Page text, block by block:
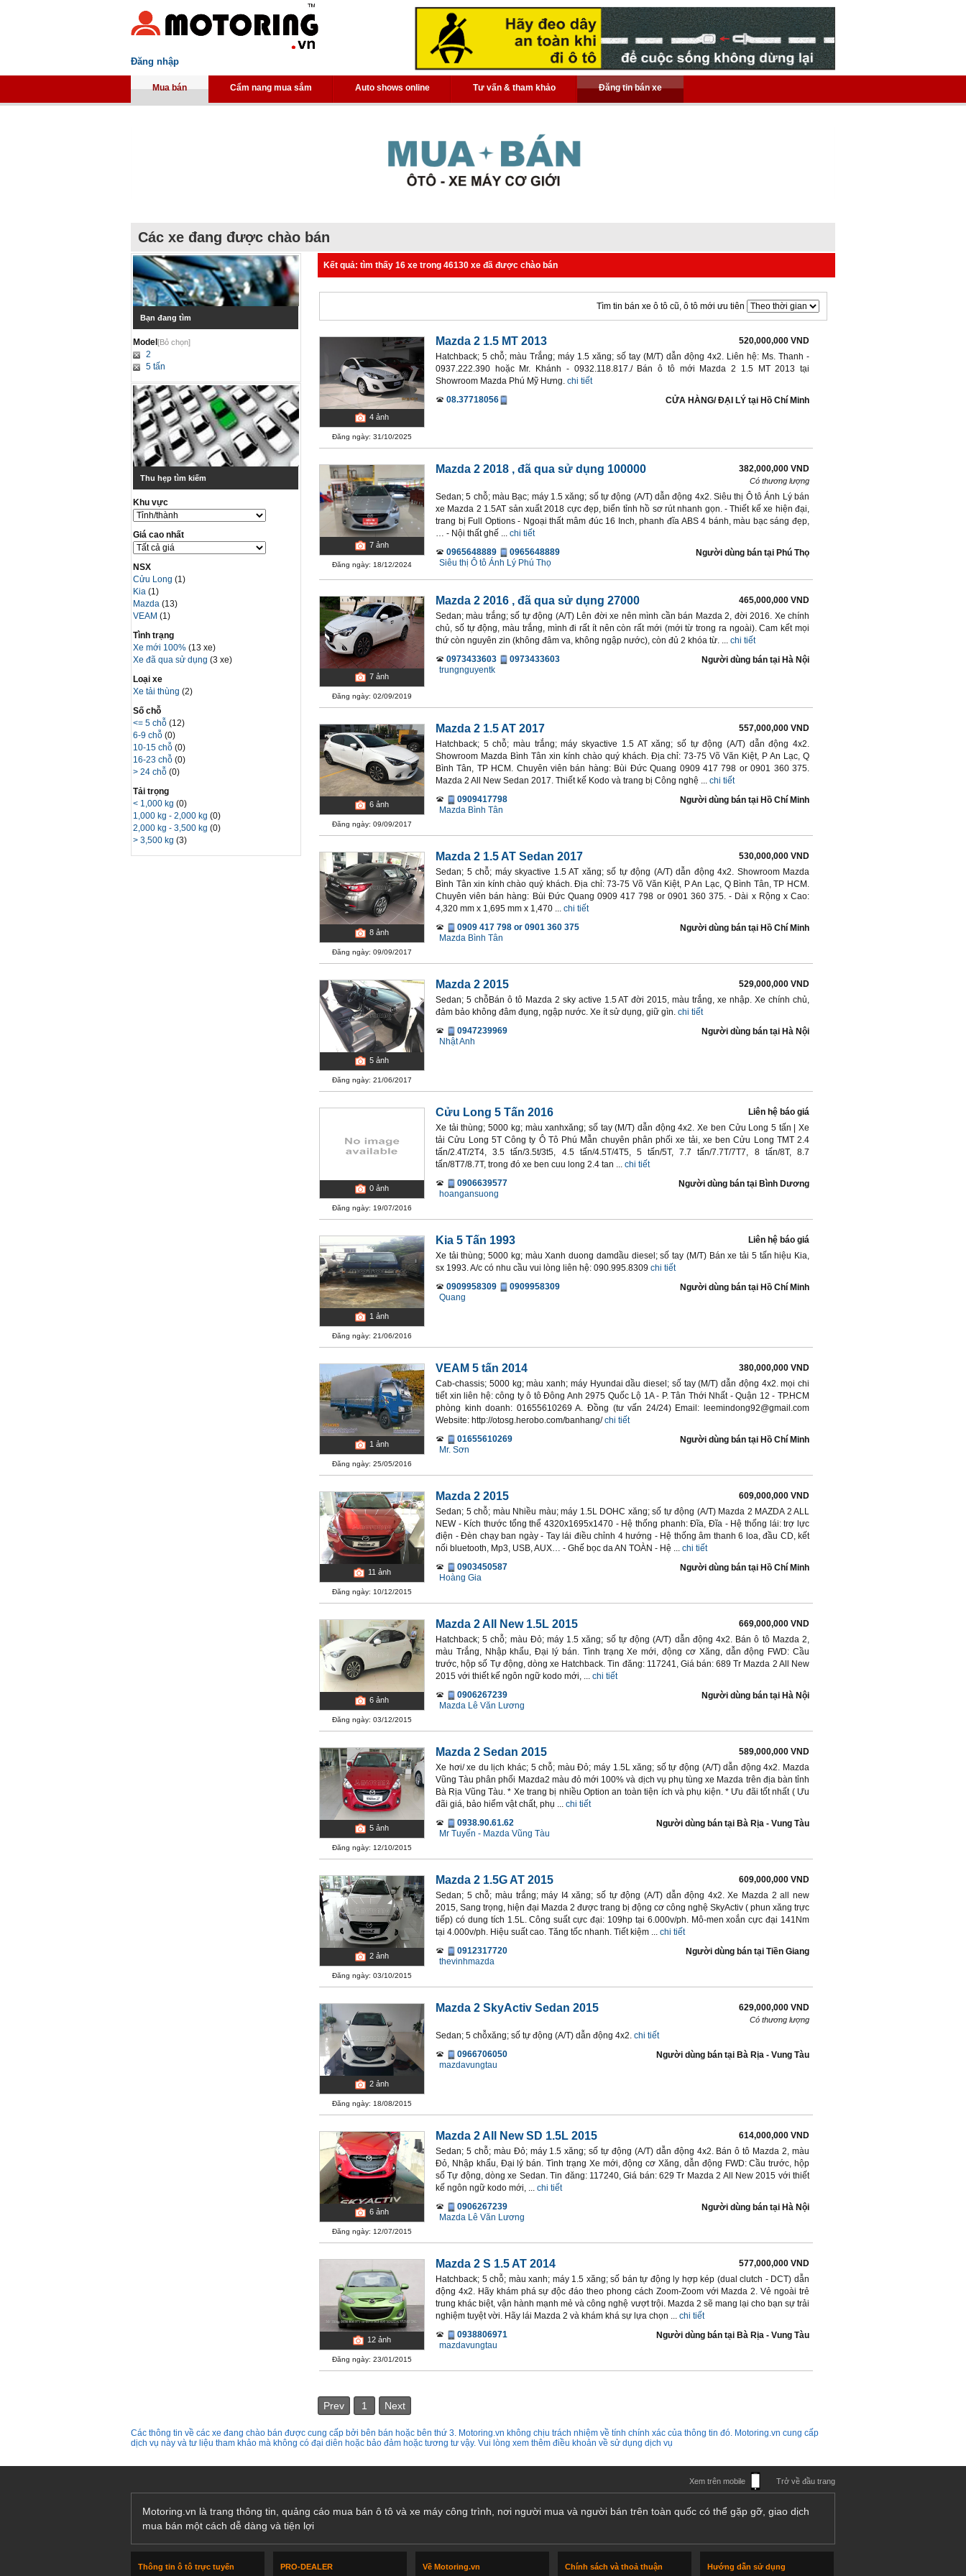
Đăng nhập
Mua bán Cẩm nang mua sắm Auto shows online Tư vấn & tham khảo Đăng tin bán xe
Các xe đang được chào bán
Bạn đang tìm
Model[Bỏ chọn]
2
5 tấn
Thu hẹp tìm kiếm
Khu vực
Giá cao nhất
NSX
Cửu Long(1)
Kia(1)
Mazda(13)
VEAM(1)
Tình trạng
Xe mới 100% (13 xe)
Xe đã qua sử dụng (3 xe)
Loại xe
Xe tải thùng(2)
Số chỗ
<= 5 chỗ(12)
6-9 chỗ(0)
10-15 chỗ(0)
16-23 chỗ(0)
> 24 chỗ(0)
Tải trọng
< 1,000 kg(0)
1,000 kg - 2,000 kg(0)
2,000 kg - 3,500 kg(0)
> 3,500 kg(3)
Kết quả: tìm thấy 16 xe trong 46130 xe đã được chào bán
Tìm tin bán xe ô tô cũ, ô tô mới ưu tiên
4 ảnh
Đăng ngày: 31/10/2025
Mazda 2 1.5 MT 2013
520,000,000 VND
Hatchback; 5 chỗ; màu Trắng; máy 1.5 xăng; số tay (M/T) dẫn động 4x2. Liên hệ: Ms. Thanh -
0937.222.390 hoặc Mr. Khánh - 0932.118.817./ Bán ô tô mới Mazda 2 1.5 MT 2013 tại
Showroom Mazda Phú Mỹ Hưng. chi tiết
08.37718056
CỬA HÀNG/ ĐẠI LÝ tại Hồ Chí Minh
7 ảnh
Đăng ngày: 18/12/2024
Mazda 2 2018 , đã qua sử dụng 100000 382,000,000 VND
Có thương lượng
Sedan; 5 chỗ; màu Bạc; máy 1.5 xăng; số tự động (A/T) dẫn động 4x2. Siêu thị Ô tô Ánh Lý bán
xe Mazda 2 1.5AT sản xuất 2018 cực đẹp, biển tỉnh hồ sơ rút nhanh gọn. - Thiết kế xe hiện đại,
trang bị Full Options - Ngoại thất mâm đúc 16 Inch, phanh đĩa ABS 4 bánh, màu bạc sáng đẹp,
… - Nội thất ghế ... chi tiết
0965648889
0965648889
Siêu thị Ô tô Ánh Lý Phú Thọ
Người dùng bán tại Phú Thọ
7 ảnh
Đăng ngày: 02/09/2019
Mazda 2 2016 , đã qua sử dụng 27000
465,000,000 VND
Sedan; màu trắng; số tự động (A/T) Lên đời xe nên mình cần bán Mazda 2, đời 2016. Xe chính
chủ, số tự động, màu trắng, mình đi rất ít nên còn rất mới (mới từ trong ra ngoài). Cam kết mọi
thứ còn nguyên zin (không đâm va, không ngập nước), còn đủ 2 khóa từ. ... chi tiết
0973433603
0973433603
trungnguyentk
Người dùng bán tại Hà Nội
6 ảnh
Đăng ngày: 09/09/2017
Mazda 2 1.5 AT 2017
557,000,000 VND
Hatchback; 5 chỗ; màu trắng; máy skyactive 1.5 AT xăng; số tự động (A/T) dẫn động 4x2.
Showroom Mazda Bình Tân xin kính chào quý khách. Địa chỉ: 73-75 Võ Văn Kiệt, P An Lạc, Q
Bình Tân, TP HCM. Chuyên viên bán hàng: Bùi Đức Quang 0909 417 798 or 0901 360 375.
Mazda 2 All New Sedan 2017. Thiết kế Kodo và trang bị Công nghệ ... chi tiết
0909417798
Mazda Bình Tân
Người dùng bán tại Hồ Chí Minh
8 ảnh
Đăng ngày: 09/09/2017
Mazda 2 1.5 AT Sedan 2017
530,000,000 VND
Sedan; 5 chỗ; máy skyactive 1.5 AT xăng; số tự động (A/T) dẫn động 4x2. Showroom Mazda
Bình Tân xin kính chào quý khách. Địa chỉ: 73-75 Võ Văn Kiệt, P An Lạc, Q Bình Tân, TP HCM.
Chuyên viên bán hàng: Bùi Đức Quang 0909 417 798 or 0901 360 375. - Dài x Rộng x Cao:
4,320 mm x 1,695 mm x 1,470 ... chi tiết
0909 417 798 or 0901 360 375
Mazda Bình Tân
Người dùng bán tại Hồ Chí Minh
5 ảnh
Đăng ngày: 21/06/2017
Mazda 2 2015
529,000,000 VND
Sedan; 5 chỗBán ô tô Mazda 2 sky active 1.5 AT đời 2015, màu trắng, xe nhập. Xe chính chủ,
đảm bảo không đâm đụng, ngập nước. Xe ít sử dụng, giữ gìn. chi tiết
0947239969
Nhật Anh
Người dùng bán tại Hà Nội
0 ảnh
Đăng ngày: 19/07/2016
Cửu Long 5 Tấn 2016
Liên hệ báo giá
Xe tải thùng; 5000 kg; màu xanhxăng; số tay (M/T) dẫn động 4x2. Xe ben Cửu Long 5 tấn | Xe
tải Cửu Long 5T Công ty Ô Tô Phú Mẫn chuyên phân phối xe tải, xe ben Cửu Long TMT 2.4
tấn/2.4T/2T4, 3.5 tấn/3.5t/3t5, 4.5 tấn/4.5T/4T5, 5 tấn/5T, 7.7 tấn/7.7T/7T7, 8 tấn/8T, 8.7
tấn/8T7/8.7T, trong đó xe ben cuu long 2.4 tan ... chi tiết
0906639577
hoangansuong
Người dùng bán tại Bình Dương
1 ảnh
Đăng ngày: 21/06/2016
Kia 5 Tấn 1993
Liên hệ báo giá
Xe tải thùng; 5000 kg; màu Xanh duong damdầu diesel; số tay (M/T) Bán xe tải 5 tấn hiệu Kia,
sx 1993. A/c có nhu cầu vui lòng liên hệ: 090.995.8309 chi tiết
0909958309
0909958309
Quang
Người dùng bán tại Hồ Chí Minh
1 ảnh
Đăng ngày: 25/05/2016
VEAM 5 tấn 2014
380,000,000 VND
Cab-chassis; 5000 kg; màu xanh; máy Hyundai dầu diesel; số tay (M/T) dẫn động 4x2. mọi chi
tiết xin liên hệ: công ty ô tô Đông Anh 2975 Quốc Lộ 1A - P. Tân Thới Nhất - Quận 12 - TP.HCM
phòng kinh doanh: 01655610269 A. Đồng (tư vấn 24/24) Email: leemindong92@gmail.com
Website: http://otosg.herobo.com/banhang/chi tiết
01655610269
Mr. Sơn
Người dùng bán tại Hồ Chí Minh
11ảnh
Đăng ngày: 10/12/2015
Mazda 2 2015
609,000,000 VND
Sedan; 5 chỗ; màu Nhiều màu; máy 1.5L DOHC xăng; số tự động (A/T) Mazda 2 MAZDA 2 ALL
NEW - Kích thước tổng thể 4320x1695x1470 - Hệ thống phanh: Đĩa, Đĩa - Hệ thống lái: trợ lực
điện - Đèn chạy ban ngày - Tay lái điều chỉnh 4 hướng - Hệ thống âm thanh 6 loa, đầu CD, kết
nối bluetooth, Mp3, USB, AUX… - Ghế bọc da AN TOÀN - Hệ ... chi tiết
0903450587
Hoàng Gia
Người dùng bán tại Hồ Chí Minh
6 ảnh
Đăng ngày: 03/12/2015
Mazda 2 All New 1.5L 2015
669,000,000 VND
Hatchback; 5 chỗ; màu Đỏ; máy 1.5 xăng; số tự động (A/T) dẫn động 4x2. Bán ô tô Mazda 2,
màu Trắng, Nhập khẩu, Đại lý bán. Tình trạng Xe mới, động cơ Xăng, dẫn động FWD: Cầu
trước, hộp số Tự động, dòng xe Hatchback. Tin đăng: 117241, Giá bán: 689 Tr Mazda 2 All New
2015 với thiết kế ngôn ngữ kodo mới, ... chi tiết
0906267239
Mazda Lê Văn Lương
Người dùng bán tại Hà Nội
5 ảnh
Đăng ngày: 12/10/2015
Mazda 2 Sedan 2015
589,000,000 VND
Xe hơi/ xe du lịch khác; 5 chỗ; màu Đỏ; máy 1.5L xăng; số tự động (A/T) dẫn động 4x2. Mazda
Vũng Tàu phân phối Mazda2 màu đỏ mới 100% và dịch vụ phụ tùng xe Mazda trên địa bàn tỉnh
Bà Rịa Vũng Tàu. * Xe trang bị nhiều Option an toàn tiện ích và phụ kiện. * Ưu đãi tốt nhất ( Ưu
đãi giá, bảo hiểm vật chất, phụ ... chi tiết
0938.90.61.62
Mr Tuyến - Mazda Vũng Tàu
Người dùng bán tại Bà Rịa - Vung Tàu
2 ảnh
Đăng ngày: 03/10/2015
Mazda 2 1.5G AT 2015
609,000,000 VND
Sedan; 5 chỗ; màu trắng; máy I4 xăng; số tự động (A/T) dẫn động 4x2. Xe Mazda 2 all new
2015, Sang trọng, hiện đại Mazda 2 được trang bị động cơ công nghệ SkyActiv ( phun xăng trực
tiếp) có dung tích 1.5L. Công suất cực đại: 109hp tại 6.000v/ph. Mô-men xoắn cực đại 141Nm
tại 4.000v/ph. Hiệu suất cao. Tăng tốc nhanh. Tiết kiệm ... chi tiết
0912317720
thevinhmazda
Người dùng bán tại Tiền Giang
2 ảnh
Đăng ngày: 18/08/2015
Mazda 2 SkyActiv Sedan 2015 629,000,000 VND
Có thương lượng
Sedan; 5 chỗxăng; số tự động (A/T) dẫn động 4x2. chi tiết
0966706050
mazdavungtau
Người dùng bán tại Bà Rịa - Vung Tàu
6 ảnh
Đăng ngày: 12/07/2015
Mazda 2 All New SD 1.5L 2015
614,000,000 VND
Sedan; 5 chỗ; màu Đỏ; máy 1.5 xăng; số tự động (A/T) dẫn động 4x2. Bán ô tô Mazda 2, màu
Đỏ, Nhập khẩu, Đại lý bán. Tình trạng Xe mới, động cơ Xăng, dẫn động FWD: Cầu trước, hộp
số Tự động, dòng xe Sedan. Tin đăng: 117240, Giá bán: 629 Tr Mazda 2 All New 2015 với thiết
kế ngôn ngữ kodo mới, ... chi tiết
0906267239
Mazda Lê Văn Lương
Người dùng bán tại Hà Nội
12 ảnh
Đăng ngày: 23/01/2015
Mazda 2 S 1.5 AT 2014
577,000,000 VND
Hatchback; 5 chỗ; màu xanh; máy 1.5 xăng; số bán tự động ly hợp kép (dual clutch - DCT) dẫn
động 4x2. Hãy khám phá sự độc đáo theo phong cách Zoom-Zoom với Mazda 2. Vẻ ngoài trẻ
trung khác biệt, vận hành mạnh mẻ và công nghệ vượt trội. Mazda 2 sẽ mang lại cho bạn sự trải
nghiệm tuyệt vời. Hãy lái Mazda 2 và khám khá sự lựa chọn ... chi tiết
0938806971
mazdavungtau
Người dùng bán tại Bà Rịa - Vung Tàu
Prev 1 Next
Các thông tin về các xe đang chào bán được cung cấp bởi bên bán hoặc bên thứ 3. Motoring.vn không chịu trách nhiệm về tính chính xác của thông tin đó. Motoring.vn cung cấp
dịch vụ này và tư liệu tham khảo mà không có đại diên hoặc bảo đảm hoặc tương tư vậy. Vui lòng xem thêm điều khoản về sử dụng dịch vụ
Xem trên mobile Trở về đầu trang
Motoring.vn là trang thông tin, quảng cáo mua bán ô tô và xe máy công trình, nơi người mua và người bán trên toàn quốc có thể gặp gỡ, giao dịch
mua bán một cách dễ dàng và tiện lợi
Thông tin ô tô trực tuyến PRO-DEALER Về Motoring.vn Chính sách và thoả thuận Hướng dẫn sử dụng